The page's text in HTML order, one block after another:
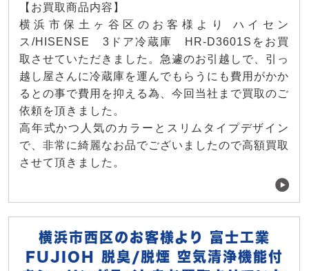
【お買取商品内容】
横浜市保土ヶ谷区のお客様より ハイセン
ス/HISENSE 3ドア冷蔵庫 HR-D3601Sをお買
取させていただきました。急遽のお引越しで、引っ
越し屋さんに冷蔵庫を運んでもらうにも費用がかか
るとの事で費用を抑える為、今回当社まで買取のご
依頼を頂きました。
高年式かつ人気のカラーとスリムタイプデザイン
で、非常に綺麗なお品でございましたので高額買取
させて頂きました。
横浜市西区のお客様より 富士工業
FUJIOH 脱臭/脱煙 空気清浄機能付